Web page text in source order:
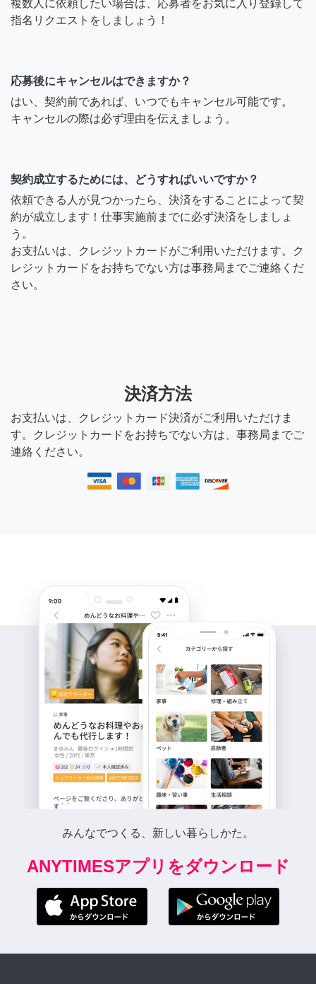
複数人に依頼したい場合は、応募者をお気に入り登録して
指名リクエストをしましょう！
応募後にキャンセルはできますか？
はい、契約前であれば、いつでもキャンセル可能です。
キャンセルの際は必ず理由を伝えましょう。
契約成立するためには、どうすればいいですか？
依頼できる人が見つかったら、決済をすることによって契
約が成立します！仕事実施前までに必ず決済をしましょ
う。
お支払いは、クレジットカードがご利用いただけます。ク
レジットカードをお持ちでない方は事務局までご連絡くだ
さい。
決済方法
お支払いは、クレジットカード決済がご利用いただけま
す。クレジットカードをお持ちでない方は、事務局までご
連絡ください。
みんなでつくる、新しい暮らしかた。
ANYTIMESアプリをダウンロード